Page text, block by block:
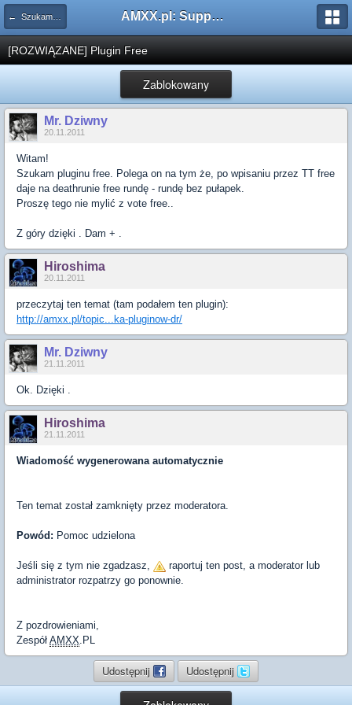
← Szukam pluginu AMXX.pl: Support AMX Mod X i SourceMod
[ROZWIĄZANE] Plugin Free
Zablokowany
Mr. Dziwny
20.11.2011
Witam!
Szukam pluginu free. Polega on na tym że, po wpisaniu przez TT free
daje na deathrunie free rundę - rundę bez pułapek.
Proszę tego nie mylić z vote free..
Z góry dzięki . Dam + .
Hiroshima
20.11.2011
przeczytaj ten temat (tam podałem ten plugin):
http://amxx.pl/topic...ka-pluginow-dr/
Mr. Dziwny
21.11.2011
Ok. Dzięki .
Hiroshima
21.11.2011
Wiadomość wygenerowana automatycznie
Ten temat został zamknięty przez moderatora.
Powód: Pomoc udzielona
Jeśli się z tym nie zgadzasz,
raportuj ten post, a moderator lub
administrator rozpatrzy go ponownie.
Z pozdrowieniami,
Zespół AMXX.PL
Udostępnij Udostępnij